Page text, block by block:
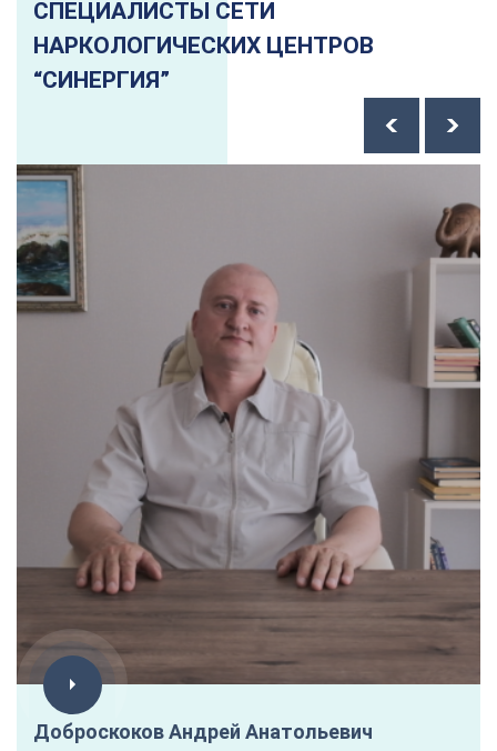
СПЕЦИАЛИСТЫ СЕТИ
НАРКОЛОГИЧЕСКИХ ЦЕНТРОВ
“СИНЕРГИЯ”
Доброскоков Андрей Анатольевич